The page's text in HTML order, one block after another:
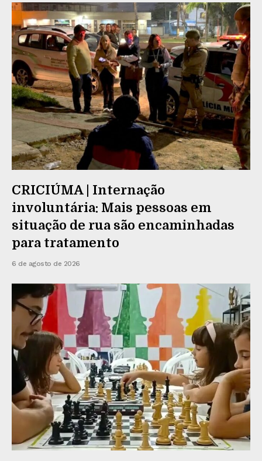
CRICIÚMA | Internação
involuntária: Mais pessoas em
situação de rua são encaminhadas
para tratamento
6 de agosto de 2026